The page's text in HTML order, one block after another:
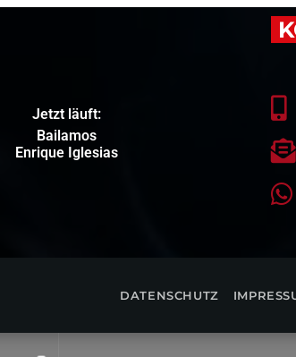
Jetzt läuft:
Bailamos
Enrique Iglesias
DATENSCHUTZ